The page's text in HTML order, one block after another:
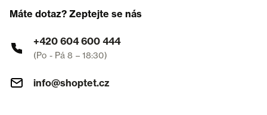
Máte dotaz? Zeptejte se nás
+420 604 600 444
(Po - Pá 8 – 18:30)
info@shoptet.cz